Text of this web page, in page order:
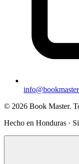
© 2026 Book Master.
Hecho en Honduras ·